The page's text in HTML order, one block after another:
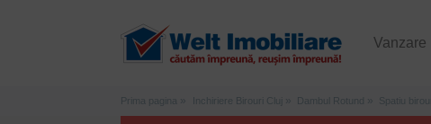
Vanzare
Prima pagina Inchiriere Birouri Cluj Dambul Rotund Spatiu